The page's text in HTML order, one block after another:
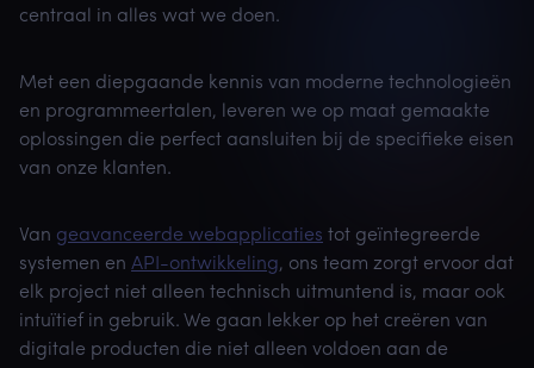
centraal in alles wat we doen.
Met een diepgaande kennis van moderne technologieën
en programmeertalen, leveren we op maat gemaakte
oplossingen die perfect aansluiten bij de specifieke eisen
van onze klanten.
Van geavanceerde webapplicaties tot geïntegreerde
systemen en API-ontwikkeling, ons team zorgt ervoor dat
elk project niet alleen technisch uitmuntend is, maar ook
intuïtief in gebruik. We gaan lekker op het creëren van
digitale producten die niet alleen voldoen aan de